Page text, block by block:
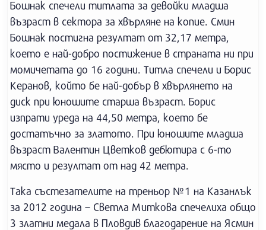
Бошнак спечели титлата за девойки младша
възраст в сектора за хвърляне на копие. Смин
Бошнак постигна резултат от 32,17 метра,
което е най-добро постижение в страната ни при
момичетата до 16 години. Титла спечели и Борис
Керанов, който бе най-добър в хвърлянето на
диск при юношите старша възраст. Борис
изпрати уреда на 44,50 метра, което бе
достатъчно за златото. При юношите младша
възраст Валентин Цветков дебютира с 6-то
място и резултат от над 42 метра.
Така състезателите на треньор №1 на Казанлък
за 2012 година – Светла Миткова спечелиха общо
3 златни медала в Пловдив благодарение на Ясмин